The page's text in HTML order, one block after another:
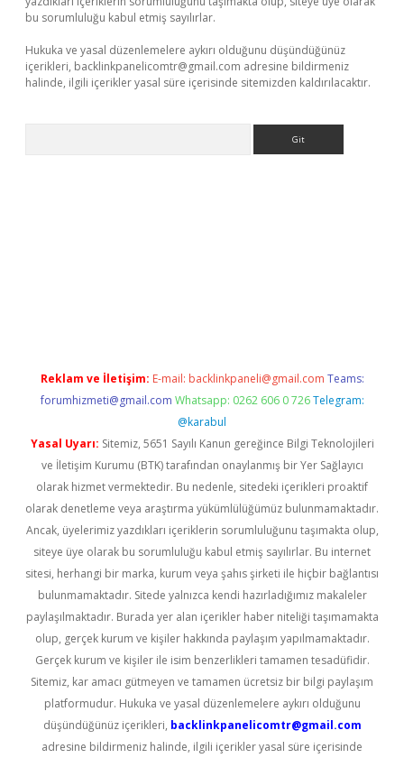
bu sorumluluğu kabul etmiş sayılırlar.
Hukuka ve yasal düzenlemelere aykırı olduğunu düşündüğünüz
içerikleri, backlinkpanelicomtr@gmail.com adresine bildirmeniz
halinde, ilgili içerikler yasal süre içerisinde sitemizden kaldırılacaktır.
Reklam ve İletişim: E-mail: backlinkpaneli@gmail.com Teams:
forumhizmeti@gmail.com Whatsapp: 0262 606 0 726 Telegram:
@karabul
Yasal Uyarı: Sitemiz, 5651 Sayılı Kanun gereğince Bilgi Teknolojileri
ve İletişim Kurumu (BTK) tarafından onaylanmış bir Yer Sağlayıcı
olarak hizmet vermektedir. Bu nedenle, sitedeki içerikleri proaktif
olarak denetleme veya araştırma yükümlülüğümüz bulunmamaktadır.
Ancak, üyelerimiz yazdıkları içeriklerin sorumluluğunu taşımakta olup,
siteye üye olarak bu sorumluluğu kabul etmiş sayılırlar. Bu internet
sitesi, herhangi bir marka, kurum veya şahıs şirketi ile hiçbir bağlantısı
bulunmamaktadır. Sitede yalnızca kendi hazırladığımız makaleler
paylaşılmaktadır. Burada yer alan içerikler haber niteliği taşımamakta
olup, gerçek kurum ve kişiler hakkında paylaşım yapılmamaktadır.
Gerçek kurum ve kişiler ile isim benzerlikleri tamamen tesadüfidir.
Sitemiz, kar amacı gütmeyen ve tamamen ücretsiz bir bilgi paylaşım
platformudur. Hukuka ve yasal düzenlemelere aykırı olduğunu
düşündüğünüz içerikleri, backlinkpanelicomtr@gmail.com
adresine bildirmeniz halinde, ilgili içerikler yasal süre içerisinde